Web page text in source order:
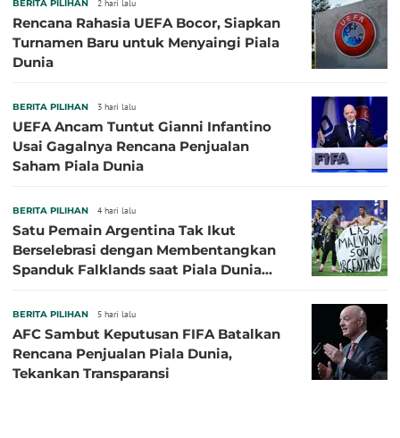
BERITA PILIHAN 2 hari lalu
Rencana Rahasia UEFA Bocor, Siapkan
Turnamen Baru untuk Menyaingi Piala
Dunia
BERITA PILIHAN 3 hari lalu
UEFA Ancam Tuntut Gianni Infantino
Usai Gagalnya Rencana Penjualan
Saham Piala Dunia
BERITA PILIHAN 4 hari lalu
Satu Pemain Argentina Tak Ikut
Berselebrasi dengan Membentangkan
Spanduk Falklands saat Piala Dunia
BERITA PILIHAN 5 hari lalu
AFC Sambut Keputusan FIFA Batalkan
Rencana Penjualan Piala Dunia,
Tekankan Transparansi